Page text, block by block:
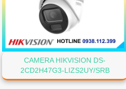
CAMERA HIKVISION DS-
2CD2H47G3-LIZS2UY/SRB